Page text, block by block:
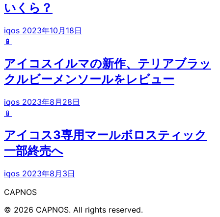
いくら？
iqos 2023年10月18日
📱
アイコスイルマの新作、テリアブラッ
クルビーメンソールをレビュー
iqos 2023年8月28日
📱
アイコス3専用マールボロスティック
一部終売へ
iqos 2023年8月3日
CAPNOS
© 2026 CAPNOS. All rights reserved.